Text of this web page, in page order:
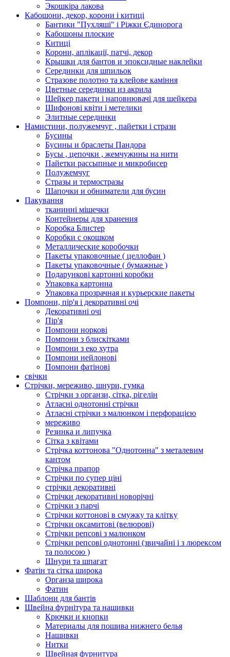
Экошкiра лакова
Кабошони, декор, корони і китиці
Бантики "Пухляші" і Ріжки Єдинорога
Кабошоны плоские
Китиці
Корони, аплікації, патчі, декор
Крышки для бантов и эпоксидные наклейки
Серединки для шпильок
Стразове полотно та клейове каміння
Цветные серединки из акрила
Шейкер пакети і наповнювачі для шейкера
Шифонові квіти і метелики
Элитные серединки
Намистини, полужемчуг , пайетки і стрази
Бусины
Бусины и браслеты Пандора
Бусы , цепочки , жемчужины на нити
Пайетки рассыпные и микробисер
Полужемчуг
Стразы и термостразы
Шапочки и обниматели для бусин
Пакування
тканинні мішечки
Контейнеры для хранения
Коробка Блистер
Коробки с окошком
Металлические коробочки
Пакеты упаковочные ( целлофан )
Пакеты упаковочные ( бумажные )
Подарункові картонні коробки
Упаковка картонна
Упаковка прозрачная и курьерские пакеты
Помпони, пір'я і декоративні очі
Декоративні очі
Пір'я
Помпони норкові
Помпони з блискітками
Помпони з еко хутра
Помпони нейлонові
Помпони фатінові
свічки
Стрічки, мереживо, шнури, гумка
Стрічки з органзи, сітка, рігелін
Атласні однотонні стрічки
Атласні стрічки з малюнком і перфорацією
мереживо
Резинка и липучка
Сітка з квітами
Стрічка коттонова "Однотонна" з металевим
кантом
Стрічка прапор
Стрічки по супер ціні
стрічки декоративні
Стрічки декоративні новорічні
Стрічки з парчі
Стрічки коттонові в смужку та клітку
Стрічки оксамитові (велюрові)
Стрічки репсові з малюнком
Стрічки репсові однотонні (звичайні і з люрексом
та полосою )
Шнури та шпагат
Фатін та сітка широка
Органза широка
Фатин
Шаблони для бантів
Швейна фурнітура та нашивки
Крючки и кнопки
Материалы для пошива нижнего белья
Нашивки
Нитки
Швейная фурнитура